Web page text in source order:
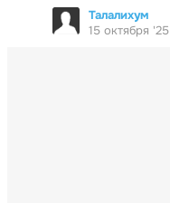
Талалихум
15 октября '25